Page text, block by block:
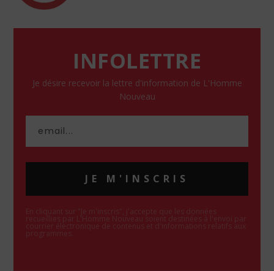
INFOLETTRE
Je désire recevoir la lettre d'information de L'Homme
Nouveau
JE M'INSCRIS
En cliquant sur "Je m'inscris", j'accepte que les données
recueillies par L'Homme Nouveau soient destinées à l'envoi par
courrier électronique de contenus et d'informations relatifs aux
programmes.